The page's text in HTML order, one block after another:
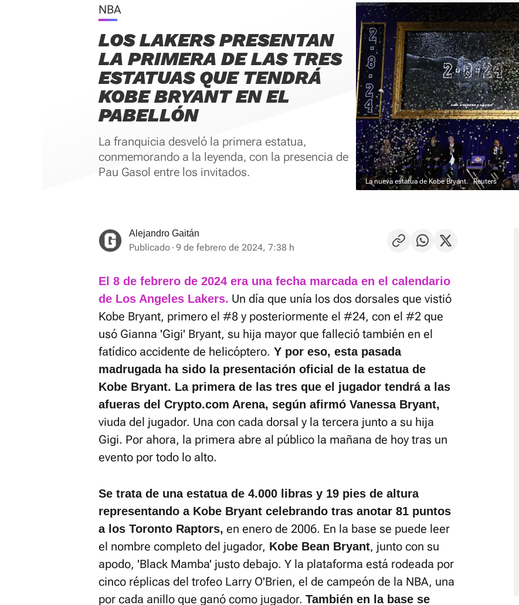
NBA
LOS LAKERS PRESENTAN
LA PRIMERA DE LAS TRES
ESTATUAS QUE TENDRÁ
KOBE BRYANT EN EL
PABELLÓN
La franquicia desveló la primera estatua,
conmemorando a la leyenda, con la presencia de
Pau Gasol entre los invitados.
La nueva estatua de Kobe Bryant. Reuters
Alejandro Gaitán
Publicado 9 de febrero de 2024, 7:38 h
El 8 de febrero de 2024 era una fecha marcada en el calendario
de Los Angeles Lakers. Un día que unía los dos dorsales que vistió
Kobe Bryant, primero el #8 y posteriormente el #24, con el #2 que
usó Gianna 'Gigi' Bryant, su hija mayor que falleció también en el
fatídico accidente de helicóptero. Y por eso, esta pasada
madrugada ha sido la presentación oficial de la estatua de
Kobe Bryant. La primera de las tres que el jugador tendrá a las
afueras del Crypto.com Arena, según afirmó Vanessa Bryant,
viuda del jugador. Una con cada dorsal y la tercera junto a su hija
Gigi. Por ahora, la primera abre al público la mañana de hoy tras un
evento por todo lo alto.
Se trata de una estatua de 4.000 libras y 19 pies de altura
representando a Kobe Bryant celebrando tras anotar 81 puntos
a los Toronto Raptors, en enero de 2006. En la base se puede leer
el nombre completo del jugador, Kobe Bean Bryant, junto con su
apodo, 'Black Mamba' justo debajo. Y la plataforma está rodeada por
cinco réplicas del trofeo Larry O'Brien, el de campeón de la NBA, una
por cada anillo que ganó como jugador. También en la base se